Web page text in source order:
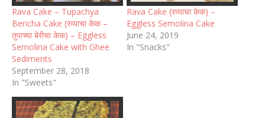
Rava Cake – Tupachya
Bericha Cake (रव्याचा केक –
तुपाच्या बेरीचा केक) – Eggless
Semolina Cake with Ghee
Sediments
September 28, 2018
In "Sweets"
Rava Cake (रव्याचा केक) –
Eggless Semolina Cake
June 24, 2019
In "Snacks"